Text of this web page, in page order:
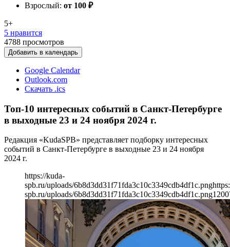
Взрослый: от 100 ₽
5+
5 нравится
4788 просмотров
Добавить в календарь
Google Calendar
Outlook.com
Скачать .ics
Топ-10 интересных событий в Санкт-Петербурге
в выходные 23 и 24 ноября 2024 г.
Редакция «KudaSPB» представляет подборку интересных
событий в Санкт-Петербурге в выходные 23 и 24 ноября
2024 г.
https://kuda-
spb.ru/uploads/6b8d3dd31f71fda3c10c3349cdb4df1c.png
spb.ru/uploads/6b8d3dd31f71fda3c10c3349cdb4df1c.png1200